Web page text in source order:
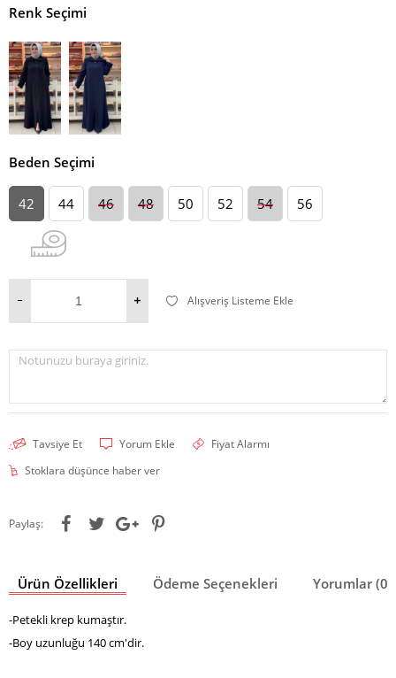
Renk Seçimi
Beden Seçimi
42 44 46 48 50 52 54 56
Alışveriş Listeme Ekle
Notunuzu buraya giriniz.
Tavsiye Et Yorum Ekle
Fiyat Alarmı
Stoklara düşünce haber ver
Paylaş:
Ürün Özellikleri Ödeme Seçenekleri Yorumlar (0)
-Petekli krep kumaştır.
-Boy uzunluğu 140 cm'dir.